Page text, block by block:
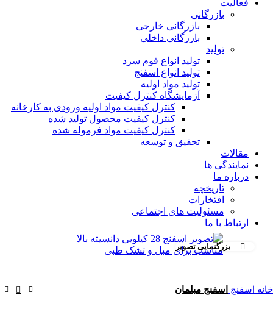
فعالیت
بازرگانی
بازرگانی خارجی
بازرگانی داخلی
تولید
تولید انواع فوم سرد
تولید انواع اسفنج
تولید مواد اولیه
آزمایشگاه کنترل کیفیت
کنترل کیفیت مواد اولیه ورودی به کارخانه
کنترل کیفیت محصول تولید شده
کنترل کیفیت مواد فرموله شده
تحقیق و توسعه
مقالات
نمایندگی ها
درباره ما
تاریخچه
افتخارات
مسئولیت های اجتماعی
ارتباط با ما
بزرگنمایی تصویر
خانه اسفنج اسفنج مبلمان